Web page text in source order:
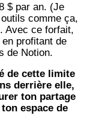
$ par an. (Je
comme ça,
Avec ce forfait,
profitant de
de Notion.
de cette limite
derrière elle,
ton partage
espace de